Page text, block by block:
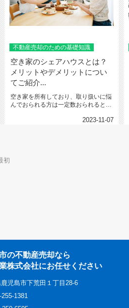
不動産売却のための基礎知識
空き家のシェアハウスとは？
メリットやデメリットについ
てご紹介...
空き家を所有しており、取り扱いに悩
んでおられる方は一定数おられると思
2023-11-07
初
の不動産売却なら
株式会社にお任せください
児島市下荒田１丁目28-6
1381